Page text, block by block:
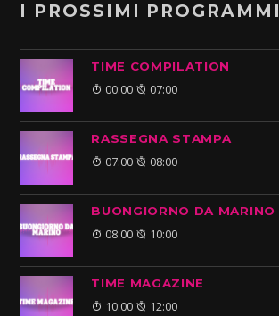
I PROSSIMI PROGRAMMI
TIME COMPILATION
00:00 07:00
RASSEGNA STAMPA
07:00 08:00
BUONGIORNO DA MARINO
08:00 10:00
TIME MAGAZINE
10:00 12:00